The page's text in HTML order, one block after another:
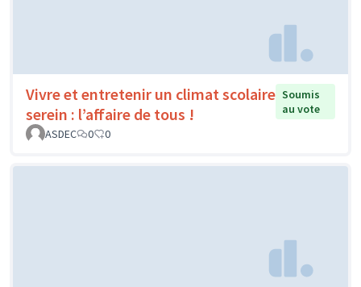
Vivre et entretenir un climat scolaire
serein : l’affaire de tous !
Soumis
au vote
ASDEC
0 0